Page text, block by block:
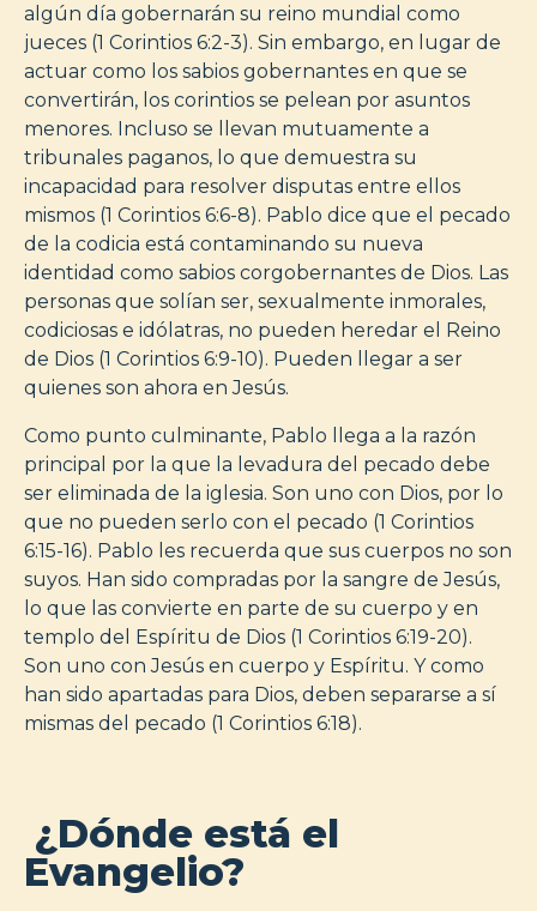
algún día gobernarán su reino mundial como
jueces (1 Corintios 6:2-3). Sin embargo, en lugar de
actuar como los sabios gobernantes en que se
convertirán, los corintios se pelean por asuntos
menores. Incluso se llevan mutuamente a
tribunales paganos, lo que demuestra su
incapacidad para resolver disputas entre ellos
mismos (1 Corintios 6:6-8). Pablo dice que el pecado
de la codicia está contaminando su nueva
identidad como sabios corgobernantes de Dios. Las
personas que solían ser, sexualmente inmorales,
codiciosas e idólatras, no pueden heredar el Reino
de Dios (1 Corintios 6:9-10). Pueden llegar a ser
quienes son ahora en Jesús.
Como punto culminante, Pablo llega a la razón
principal por la que la levadura del pecado debe
ser eliminada de la iglesia. Son uno con Dios, por lo
que no pueden serlo con el pecado (1 Corintios
6:15-16). Pablo les recuerda que sus cuerpos no son
suyos. Han sido compradas por la sangre de Jesús,
lo que las convierte en parte de su cuerpo y en
templo del Espíritu de Dios (1 Corintios 6:19-20).
Son uno con Jesús en cuerpo y Espíritu. Y como
han sido apartadas para Dios, deben separarse a sí
mismas del pecado (1 Corintios 6:18).
¿Dónde está el
Evangelio?